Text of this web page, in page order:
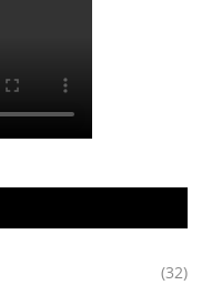
(32)